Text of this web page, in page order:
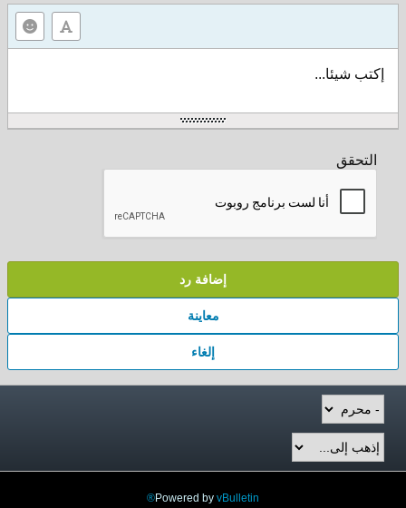
إكتب شيئا...
التحقق
إضافة رد
معاينة
إلغاء
Powered by vBulletin®